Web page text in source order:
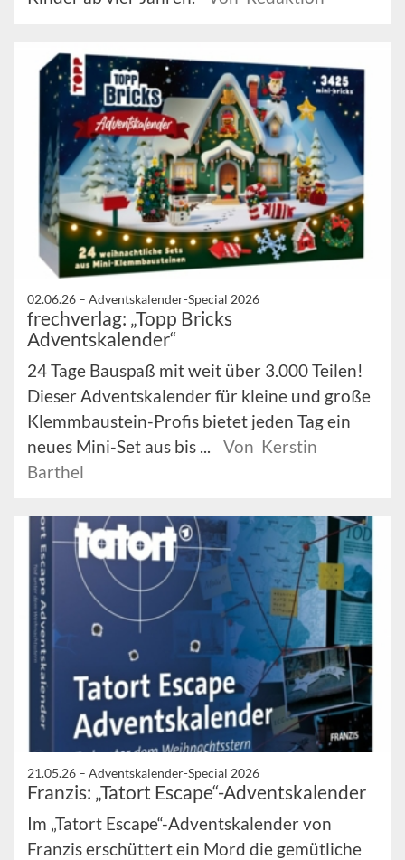
02.06.26 – Adventskalender-Special 2026
frechverlag: „Topp Bricks
Adventskalender“
24 Tage Bauspaß mit weit über 3.000 Teilen!
Dieser Adventskalender für kleine und große
Klemmbaustein-Profis bietet jeden Tag ein
neues Mini-Set aus bis ...
Von Kerstin
Barthel
21.05.26 – Adventskalender-Special 2026
Franzis: „Tatort Escape“-Adventskalender
Im „Tatort Escape“-Adventskalender von
Franzis erschüttert ein Mord die gemütliche